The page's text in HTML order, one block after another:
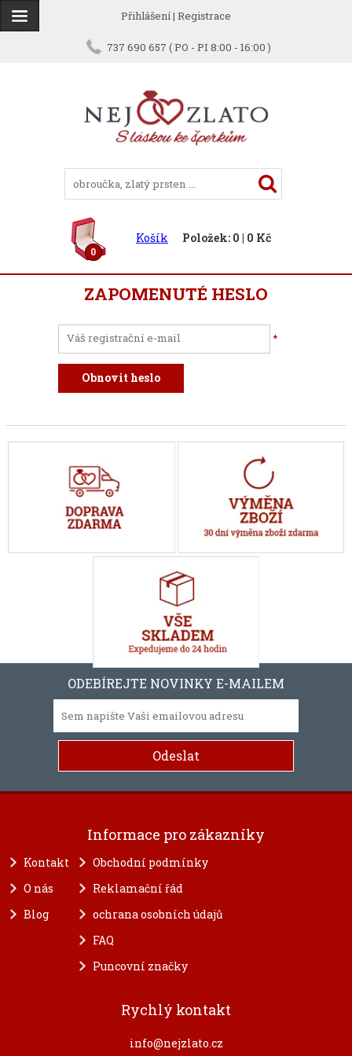
Přihlášení| Registrace
737 690 657 ( PO - PI 8:00 - 16:00 )
0
Košík Položek: 0 | 0 Kč
ZAPOMENUTÉ HESLO
*
ODEBÍREJTE NOVINKY E-MAILEM
Informace pro zákazníky
Kontakt
O nás
Blog
Obchodní podmínky
Reklamační řád
ochrana osobních údajů
FAQ
Puncovní značky
Rychlý kontakt
info@nejzlato.cz